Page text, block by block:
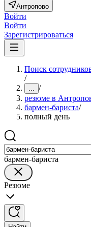
Антропово
Войти
Войти
Зарегистрироваться
Поиск
/
... /
резюме в
бармен-бариста/
полный день
бармен-бариста
Резюме